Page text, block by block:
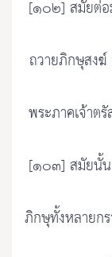
[๑๐๒] สมัยต่อ
ถวายภิกษุสง
พระภาคเจ้าต
[๑๐๓] สมัยนั้
ภิกษุทั้งหลายก